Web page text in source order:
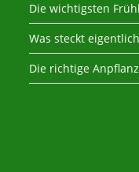
Die wichtigsten
Was steckt
Die richtige